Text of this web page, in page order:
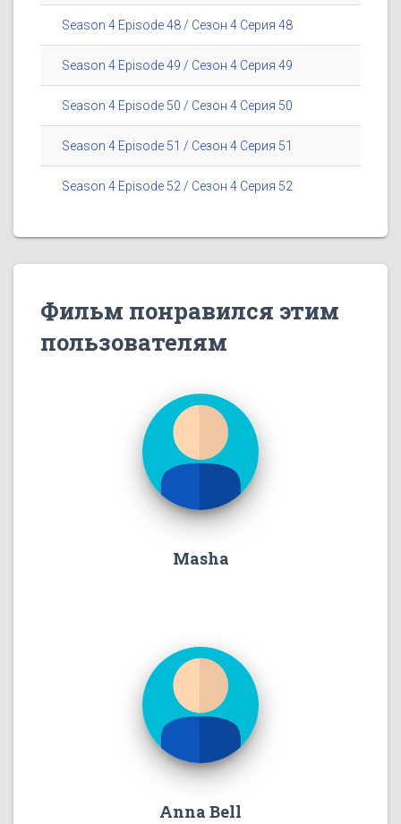
Season 4 Episode 48 / Сезон 4 Серия 48
Season 4 Episode 49 / Сезон 4 Серия 49
Season 4 Episode 50 / Сезон 4 Серия 50
Season 4 Episode 51 / Сезон 4 Серия 51
Season 4 Episode 52 / Сезон 4 Серия 52
Фильм понравился этим
пользователям
Masha
Anna Bell